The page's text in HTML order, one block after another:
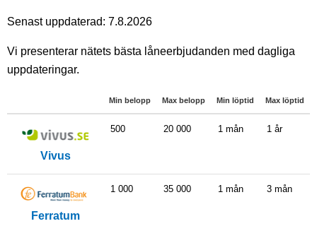
Senast uppdaterad: 7.8.2026
Vi presenterar nätets bästa låneerbjudanden med dagliga
uppdateringar.
Min belopp Max belopp Min löptid Max löptid
Vivus
500 20 000 1 mån 1 år
Ferratum
1 000 35 000 1 mån 3 mån